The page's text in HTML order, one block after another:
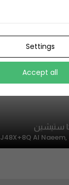
J48X+8Q Al
Settings
Accept all